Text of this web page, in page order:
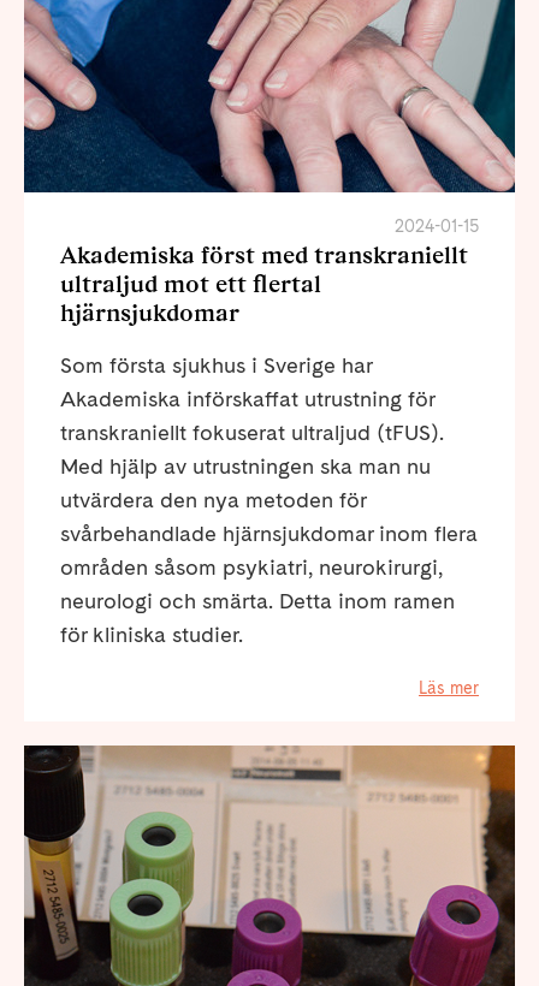
2024-01-15
Akademiska först med transkraniellt
ultraljud mot ett flertal
hjärnsjukdomar
Som första sjukhus i Sverige har
Akademiska införskaffat utrustning för
transkraniellt fokuserat ultraljud (tFUS).
Med hjälp av utrustningen ska man nu
utvärdera den nya metoden för
svårbehandlade hjärnsjukdomar inom flera
områden såsom psykiatri, neurokirurgi,
neurologi och smärta. Detta inom ramen
för kliniska studier.
Läs mer